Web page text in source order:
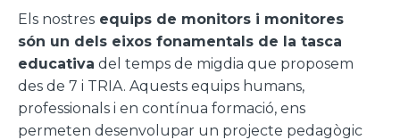
Els nostres equips de monitors i monitores
són un dels eixos fonamentals de la tasca
educativa del temps de migdia que proposem
des de 7 i TRIA. Aquests equips humans,
professionals i en contínua formació, ens
permeten desenvolupar un projecte pedagògic